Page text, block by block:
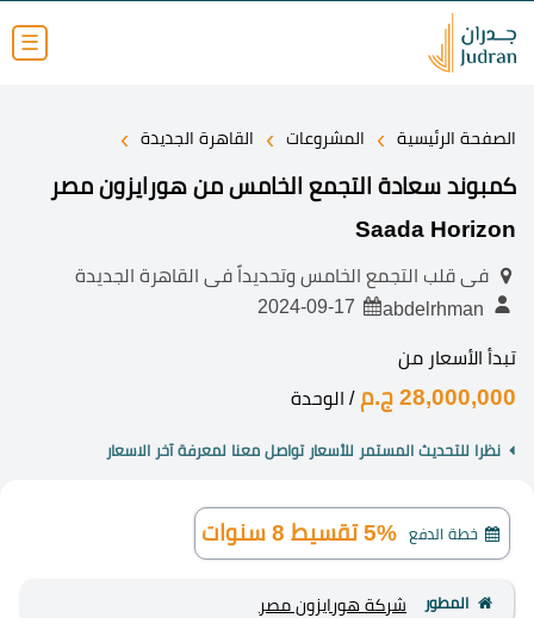
☰
الصفحة الرئيسية › المشروعات › القاهرة الجديدة ›
كمبوند سعادة التجمع الخامس من هورايزون مصر
Saada Horizon
فى قلب التجمع الخامس وتحديداً فى القاهرة الجديدة
تبدأ الأسعار من
28,000,000 ج.م / الوحدة
نظرا للتحديث المستمر للأسعار تواصل معنا لمعرفة آخر الاسعار
خطة الدفع 5% تقسيط 8 سنوات
المطور شركة هورايزون مصر